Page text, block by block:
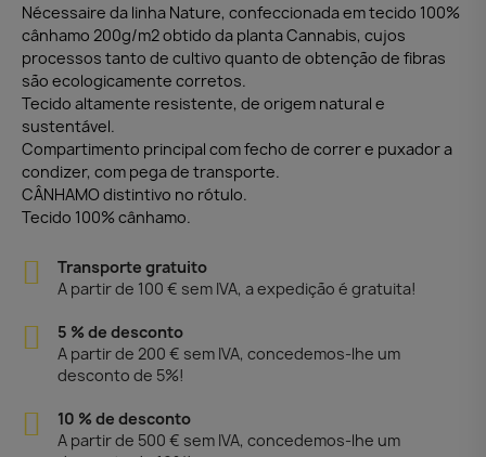
Nécessaire da linha Nature, confeccionada em tecido 100%
cânhamo 200g/m2 obtido da planta Cannabis, cujos
processos tanto de cultivo quanto de obtenção de fibras
são ecologicamente corretos.
Tecido altamente resistente, de origem natural e
sustentável.
Compartimento principal com fecho de correr e puxador a
condizer, com pega de transporte.
CÂNHAMO distintivo no rótulo.
Tecido 100% cânhamo.
Transporte gratuito
A partir de 100 € sem IVA, a expedição é gratuita!
5 % de desconto
A partir de 200 € sem IVA, concedemos-lhe um
desconto de 5%!
10 % de desconto
A partir de 500 € sem IVA, concedemos-lhe um